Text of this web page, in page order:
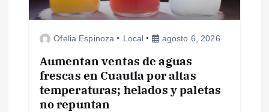
d
Ofelia Espinoza Local agosto 6, 2026
Aumentan ventas de aguas
frescas en Cuautla por altas
temperaturas; helados y paletas
no repuntan